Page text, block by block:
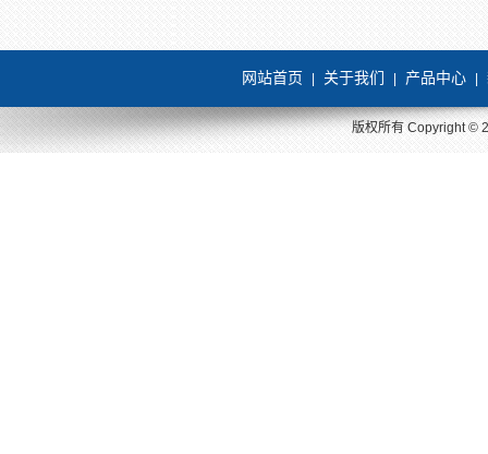
网站首页 关于我们 产品中心
版权所有 Copyright ©